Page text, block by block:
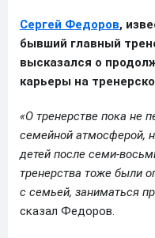
Сергей Федоров,
бывший главный
высказался о
карьеры на
«О тренерстве пока не
семейной атмосферой,
детей после семи-
тренерства тоже были
с семьей, заниматься
сказал Федоров.